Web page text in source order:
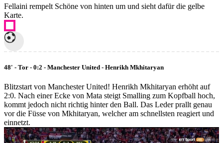
Fellaini rempelt Schöne von hinten um und sieht dafür die gelbe
Karte.
48' - Tor - 0:2 - Manchester United - Henrikh Mkhitaryan
Blitzstart von Manchester United! Henrikh Mkhitaryan erhöht auf
2:0. Nach einer Ecke von Mata steigt Smalling zum Kopfball hoch,
kommt jedoch nicht richtig hinter den Ball. Das Leder prallt genau
vor die Füsse von Mkhitaryan, welcher am schnellsten reagiert und
einnetzt.